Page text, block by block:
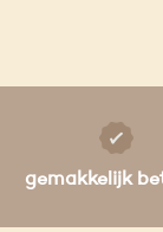
gemakkelijk